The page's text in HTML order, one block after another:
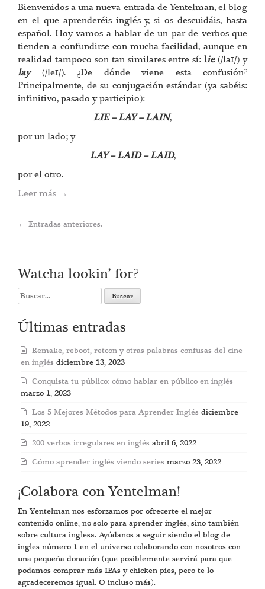
Bienvenidos a una nueva entrada de Yentelman, el blog
en el que aprenderéis inglés y, si os descuidáis, hasta
español. Hoy vamos a hablar de un par de verbos que
tienden a confundirse con mucha facilidad, aunque en
realidad tampoco son tan similares entre sí:lie (/laɪ/) y
lay
(/leɪ/). ¿De dónde viene esta confusión?
Principalmente, de su conjugación estándar (ya sabéis:
infinitivo, pasado y participio):
LIE – LAY – LAIN,
por un lado; y
LAY – LAID – LAID,
por el otro.
Leer más →
Post
← Entradas anteriores.
Watcha lookin’ for?
Search
for:
Últimas entradas
Remake, reboot, retcon y otras palabras confusas del cine
en inglés diciembre 13, 2023
Conquista tu público: cómo hablar en público en inglés
marzo 1, 2023
Los 5 Mejores Métodos para Aprender Inglés diciembre
19, 2022
200 verbos irregulares en inglés abril 6, 2022
Cómo aprender inglés viendo series marzo 23, 2022
¡Colabora con Yentelman!
En Yentelman nos esforzamos por ofrecerte el mejor
contenido online, no solo para aprender inglés, sino también
sobre cultura inglesa. Ayúdanos a seguir siendo el blog de
ingles número 1 en el universo colaborando con nosotros con
una pequeña donación (que posiblemente servirá para que
podamos comprar más IPAs y chicken pies, pero te lo
agradeceremos igual. O incluso más).